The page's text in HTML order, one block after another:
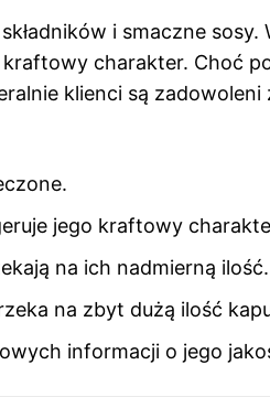
i smaczne sosy.
kraftowy charakter. Choć
klienci są zadowoleni
jego kraftowy
na ich nadmierną ilość.
na zbyt dużą ilość
informacji o jego